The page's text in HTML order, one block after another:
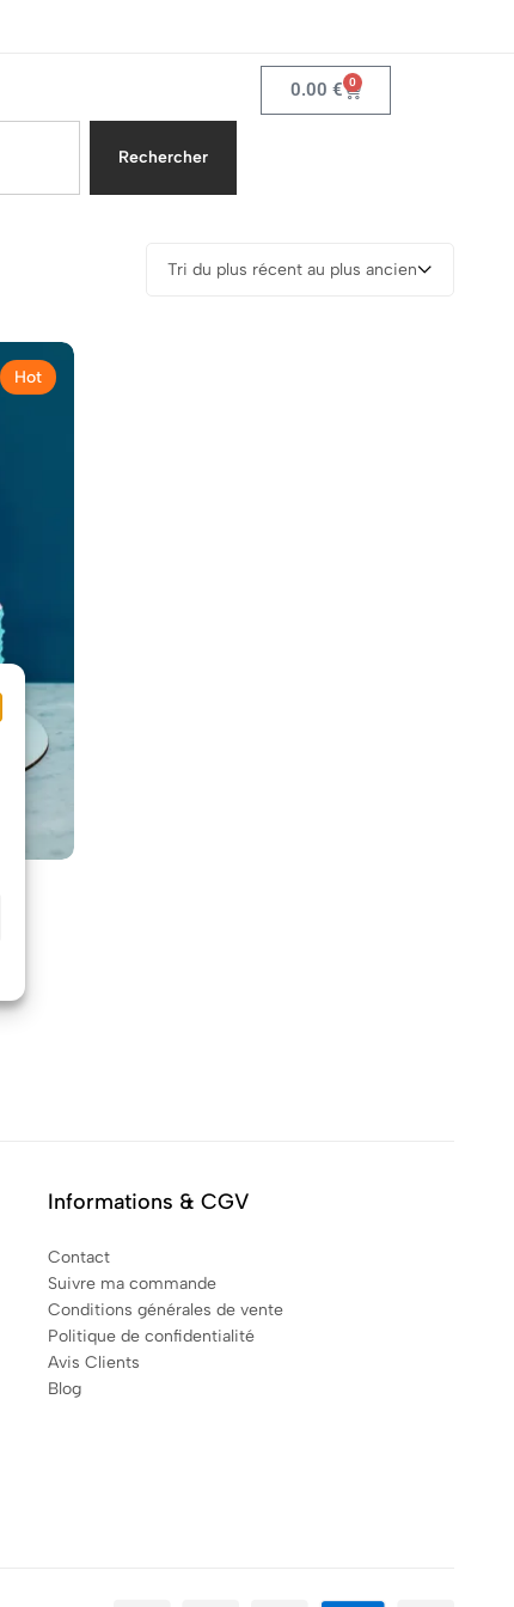
Rechercher
0.00 € 0
Tri du plus récent au plus ancien
Hot
Informations & CGV
Contact
Suivre ma commande
Conditions générales de vente
Politique de confidentialité
Avis Clients
Blog